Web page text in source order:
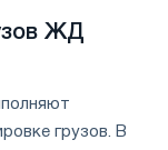
ЖД
грузов. В